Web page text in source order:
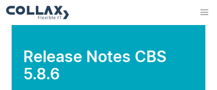
Release Notes CBS
5.8.6